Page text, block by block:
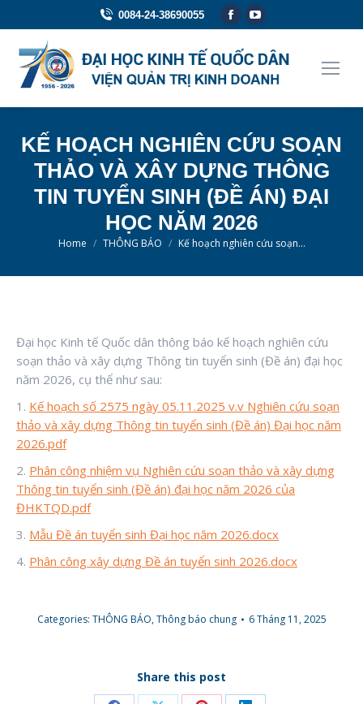
0084-24-38690055
Facebook
opens
in
YouTube
opens
in
KẾ HOẠCH NGHIÊN CỨU SOẠN
THẢO VÀ XÂY DỰNG THÔNG
TIN TUYỂN SINH (ĐỀ ÁN) ĐẠI
HỌC NĂM 2026
You are here:
Home THÔNG BÁO Kế hoạch nghiên cứu soạn…
Đại học Kinh tế Quốc dân thông báo kế hoạch nghiên cứu
soạn thảo và xây dựng Thông tin tuyển sinh (Đề án) đại học
năm 2026, cụ thể như sau:
1. Kế hoạch số 2575 ngày 05.11.2025 v.v Nghiên cứu soạn
thảo và xây dựng Thông tin tuyển sinh (Đề án) Đại học năm
2026.pdf
2. Phân công nhiệm vụ Nghiên cứu soạn thảo và xây dựng
Thông tin tuyển sinh (Đề án) đại học năm 2026 của
ĐHKTQD.pdf
3. Mẫu Đề án tuyển sinh Đại học năm 2026.docx
4. Phân công xây dựng Đề án tuyển sinh 2026.docx
Categories: THÔNG BÁO,Thông báo chung 6 Tháng 11, 2025
Share this post